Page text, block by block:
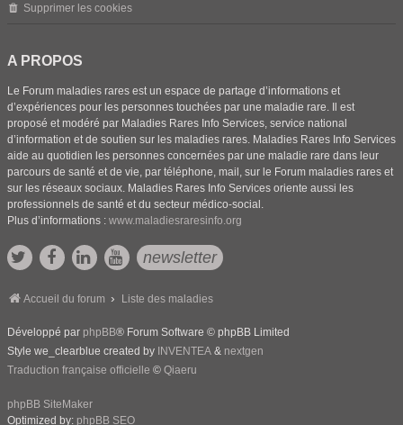
Supprimer les cookies
A PROPOS
Le Forum maladies rares est un espace de partage d’informations et
d’expériences pour les personnes touchées par une maladie rare. Il est
proposé et modéré par Maladies Rares Info Services, service national
d’information et de soutien sur les maladies rares. Maladies Rares Info Services
aide au quotidien les personnes concernées par une maladie rare dans leur
parcours de santé et de vie, par téléphone, mail, sur le Forum maladies rares et
sur les réseaux sociaux. Maladies Rares Info Services oriente aussi les
professionnels de santé et du secteur médico-social.
Plus d’informations : www.maladiesraresinfo.org
newsletter
Accueil du forum Liste des maladies
Développé par phpBB® Forum Software © phpBB Limited
Style we_clearblue created by INVENTEA & nextgen
Traduction française officielle © Qiaeru
phpBB SiteMaker
Optimized by: phpBB SEO